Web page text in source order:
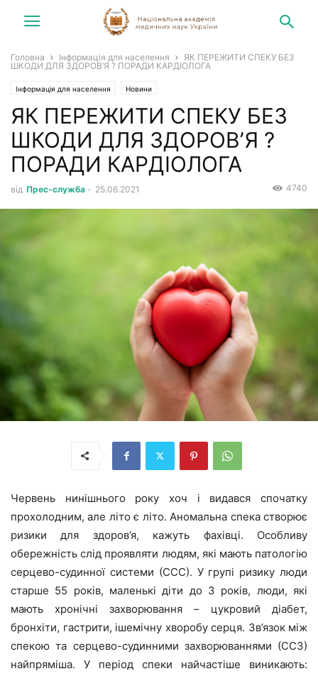
Головна Інформація для населення
ЯК ПЕРЕЖИТИ СПЕКУ БЕЗ
ШКОДИ ДЛЯ ЗДОРОВ’Я ? ПОРАДИ КАРДІОЛОГА
Інформація для населення Новини
ЯК ПЕРЕЖИТИ СПЕКУ БЕЗ
ШКОДИ ДЛЯ ЗДОРОВ’Я ?
ПОРАДИ КАРДІОЛОГА
від Прес-служба - 25.06.2021 4740
Червень нинішнього року хоч і видався спочатку
прохолодним, але літо є літо. Аномальна спека створює
ризики для здоров’я, кажуть фахівці. Особливу
обережність слід проявляти людям, які мають патологію
серцево-судинної системи (ССС). У групі ризику люди
старше 55 років, маленькі діти до 3 років, люди, які
мають хронічні захворювання – цукровий діабет,
бронхіти, гастрити, ішемічну хворобу серця. Зв’язок між
спекою та серцево-судинними захворюваннями (ССЗ)
найпряміша. У період спеки найчастіше виникають: